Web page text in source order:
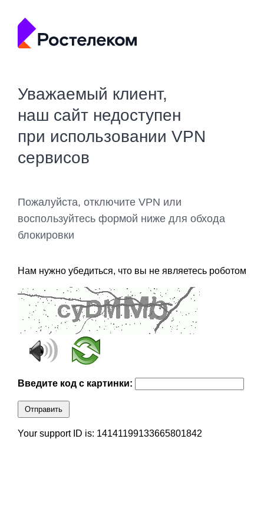
Уважаемый клиент,
наш сайт недоступен
при использовании VPN
сервисов
Пожалуйста, отключите VPN или
воспользуйтесь формой ниже для обхода
блокировки
Нам нужно убедиться, что вы не являетесь роботом
Введите код с картинки:
Отправить
Your support ID is: 14141199133665801842